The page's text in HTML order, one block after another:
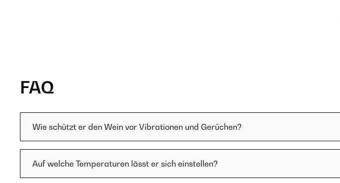
FAQ
Wie schützt er den Wein vor Vibrationen und Gerüchen?
Auf welche Temperaturen lässt er sich einstellen?